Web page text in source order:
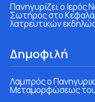
Πανηγυρίζει ο
Σωτήρος στο
λατρευτικών
Δημοφιλή
Λαμπρός ο
Μεταμορφώσεως